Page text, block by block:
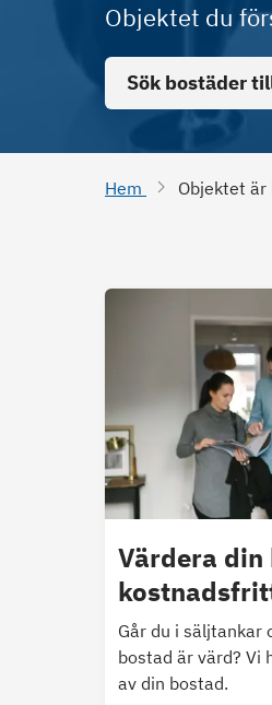
Objektet du
Sök bostäder
Hem Objektet
Värdera din
Går du i säljtankar
bostad är värd? Vi
av din bostad.